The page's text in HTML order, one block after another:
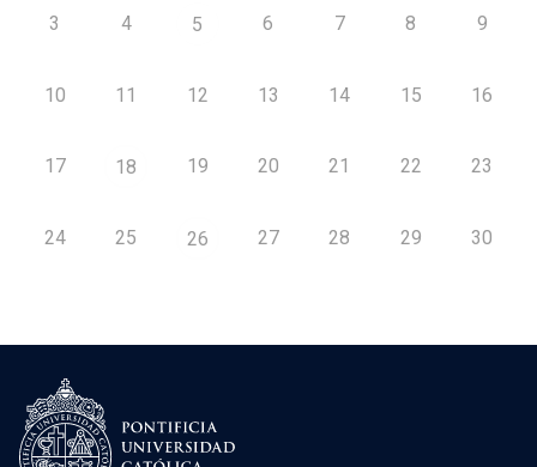
3 4 5 6 7 8 9
10 11 12 13 14 15 16
17 18 19 20 21 22 23
24 25 26 27 28 29 30